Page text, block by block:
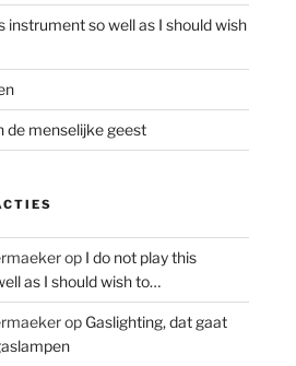
instrument so well as I should wish
de menselijke geest
op I do not play this
as I should wish to…
op Gaslighting, dat gaat